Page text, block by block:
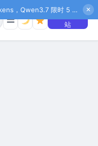
分，加入 OPC 赢百万助力金，QoderWork CN 首月 0 元 ✕
☰
+ 提交网
站